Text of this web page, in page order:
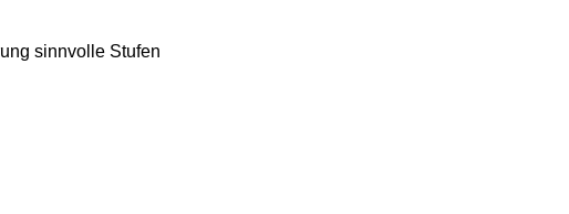
sinnvolle Stufen